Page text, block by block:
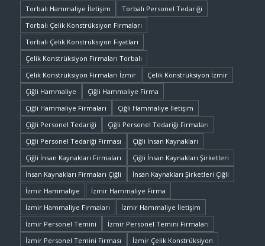
Torbalı Hammaliye İletişim
Torbalı Personel Tedariği
Torbalı Çelik Konstrüksiyon Firmaları
Torbalı Çelik Konstrüksiyon Fiyatları
Çelik Konstrüksiyon Firmaları Torbalı
Çelik Konstrüksiyon Firmaları İzmir
Çelik Konstrüksiyon İzmir
Çiğli Hammaliye
Çiğli Hammaliye Firma
Çiğli Hammaliye Firmaları
Çiğli Hammaliye İletişim
Çiğli Personel Tedariği
Çiğli Personel Tedariği Firmaları
Çiğli Personel Tedariği Firması
Çiğli İnsan Kaynakları
Çiğli İnsan Kaynakları Firmaları
Çiğli İnsan Kaynakları Şirketleri
İnsan Kaynakları Firmaları Çiğli
İnsan Kaynakları Şirketleri Çiğli
İzmir Hammaliye
İzmir Hammaliye Firma
İzmir Hammaliye Firmaları
İzmir Hammaliye İletişim
İzmir Personel Temini
İzmir Personel Temini Firmaları
İzmir Personel Temini Firması
İzmir Çelik Konstrüksiyon